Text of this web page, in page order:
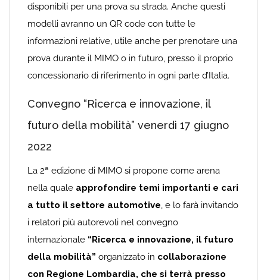
disponibili per una prova su strada. Anche questi
modelli avranno un QR code con tutte le
informazioni relative, utile anche per prenotare una
prova durante il MIMO o in futuro, presso il proprio
concessionario di riferimento in ogni parte d’Italia.
Convegno “Ricerca e innovazione, il
futuro della mobilità” venerdì 17 giugno
2022
La 2ª edizione di MIMO si propone come arena
nella quale approfondire temi importanti e cari
a tutto il settore automotive, e lo farà invitando
i relatori più autorevoli nel convegno
internazionale “Ricerca e innovazione, il futuro
della mobilità” organizzato in collaborazione
con Regione Lombardia, che si terrà presso